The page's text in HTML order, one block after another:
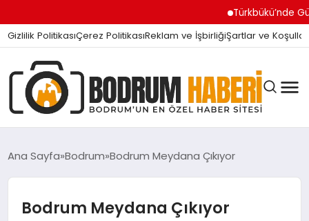
Türkbükü’nde Gündem
Gizlilik PolitikasıÇerez PolitikasıReklam ve İşbirliğiŞartlar ve Koşullar
Ana Sayfa Bodrum Bodrum Meydana Çıkıyor
Bodrum Meydana Çıkıyor